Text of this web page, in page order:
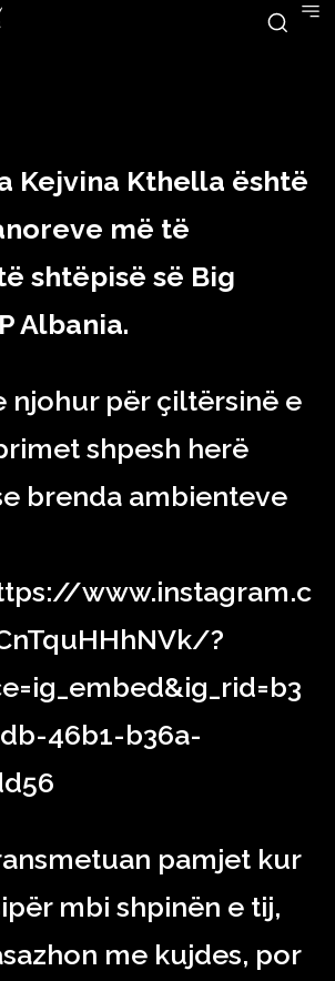
2023
Kejvina Kthella është
më të
shtëpisë së Big
Albania.
njohur për çiltërsinë e
shpesh herë
brenda ambienteve
www.instagram.c
?
46b1-b36a-
pamjet kur
mbi shpinën e tij,
me kujdes, por